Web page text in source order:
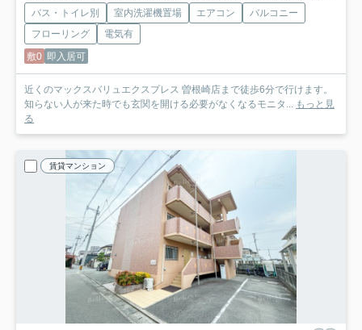
バス・トイレ別 室内洗濯機置場 エアコン
バルコニー
フローリング
電気有
敷0 即入居可
近くのマックスバリュエクスプレス 曽根崎店まで徒歩6分で行けます。
知らない人が来た時でも玄関を開ける必要がなくなるモニタ... もっと見
る
賃貸マンション